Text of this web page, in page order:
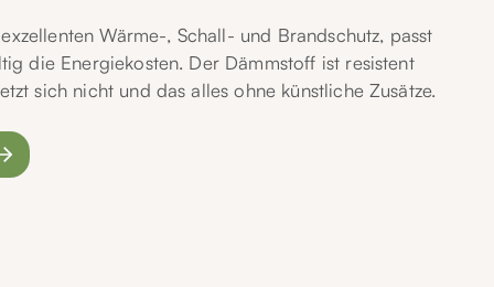
Wärme-, Schall- und Brandschutz, passt
die Energiekosten. Der Dämmstoff ist resistent
sich nicht und das alles ohne künstliche Zusätze.